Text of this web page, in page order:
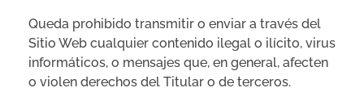
Queda prohibido transmitir o enviar a través del
Sitio Web cualquier contenido ilegal o ilícito, virus
informáticos, o mensajes que, en general, afecten
o violen derechos del Titular o de terceros.